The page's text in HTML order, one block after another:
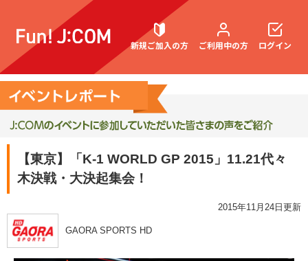
新規ご加入の方 ご利用中の方
契約内容確認・変更
お困りごと解決・よくあるご質問
ログイン
【東京】「K-1 WORLD GP 2015」11.21代々
木決戦・大決起集会！
2015年11月24日更新
GAORA SPORTS HD